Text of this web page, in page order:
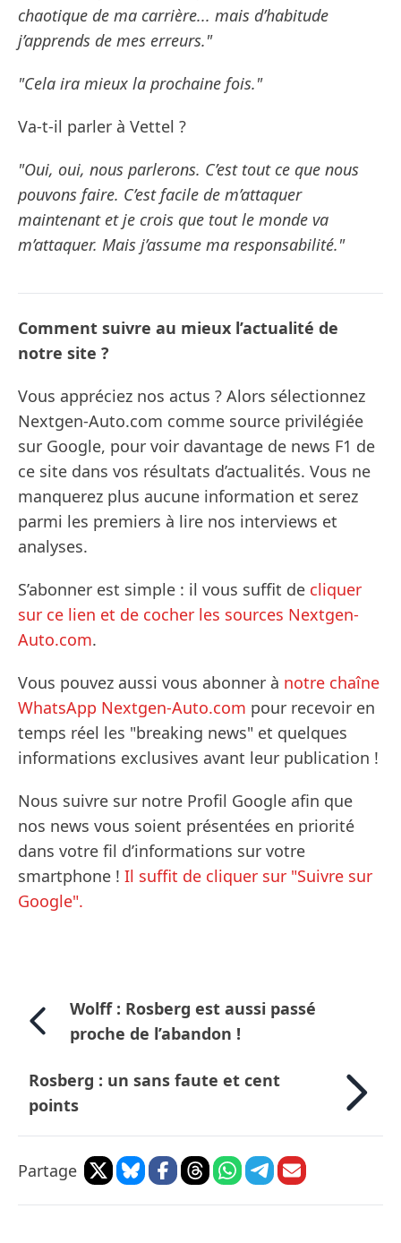
chaotique de ma carrière... mais d’habitude
j’apprends de mes erreurs."
"Cela ira mieux la prochaine fois."
Va-t-il parler à Vettel ?
"Oui, oui, nous parlerons. C’est tout ce que nous
pouvons faire. C’est facile de m’attaquer
maintenant et je crois que tout le monde va
m’attaquer. Mais j’assume ma responsabilité."
Comment suivre au mieux l’actualité de
notre site ?
Vous appréciez nos actus ? Alors sélectionnez
Nextgen-Auto.com comme source privilégiée
sur Google, pour voir davantage de news F1 de
ce site dans vos résultats d’actualités. Vous ne
manquerez plus aucune information et serez
parmi les premiers à lire nos interviews et
analyses.
S’abonner est simple : il vous suffit de cliquer
sur ce lien et de cocher les sources Nextgen-
Auto.com.
Vous pouvez aussi vous abonner à notre chaîne
WhatsApp Nextgen-Auto.com pour recevoir en
temps réel les "breaking news" et quelques
informations exclusives avant leur publication !
Nous suivre sur notre Profil Google afin que
nos news vous soient présentées en priorité
dans votre fil d’informations sur votre
smartphone ! Il suffit de cliquer sur "Suivre sur
Google".
Wolff : Rosberg est aussi passé
proche de l’abandon !
Rosberg : un sans faute et cent
points
Partage